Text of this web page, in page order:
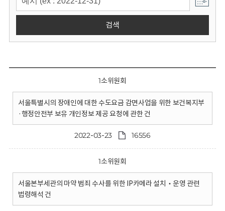
검색
1소위원회
서울특별시의 장애인에 대한 수도요금 감면사업을 위한 보건복지부
·행정안전부 보유 개인정보 제공 요청에 관한 건
2022-03-23 16556
1소위원회
서울본부세관의 마약 범죄 수사를 위한 IP카메라 설치‧운영 관련
법령해석 건